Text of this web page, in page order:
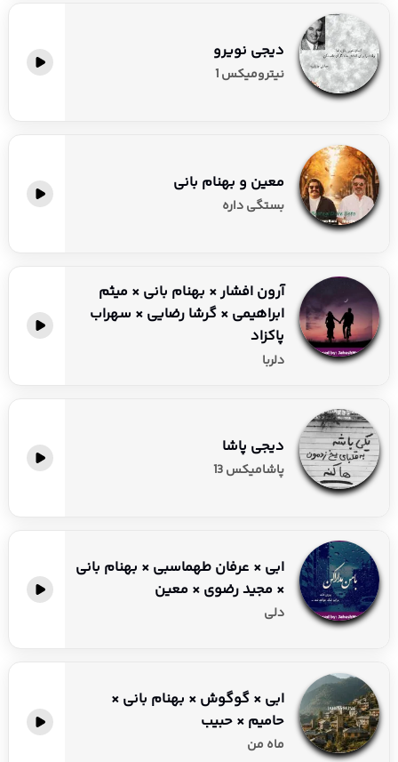
دیجی نویرو
نیترومیکس 1
معین و بهنام بانی
بستگی داره
آرون افشار × بهنام بانی × میثم
ابراهیمی × گرشا رضایی × سهراب
پاکزاد
دلربا
دیجی پاشا
پاشامیکس 13
ابی × عرفان طهماسبی × بهنام بانی
× مجید رضوی × معین
دلی
ابی × گوگوش × بهنام بانی ×
حامیم × حبیب
ماه من